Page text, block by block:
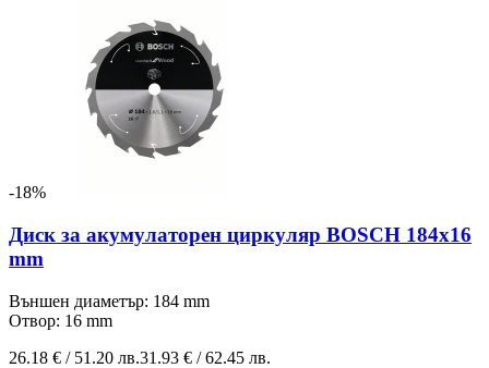
-18%
Диск за акумулаторен циркуляр BOSCH 184x16
mm
Външен диаметър: 184 mm
Отвор: 16 mm
26.18 € / 51.20 лв.31.93 € / 62.45 лв.